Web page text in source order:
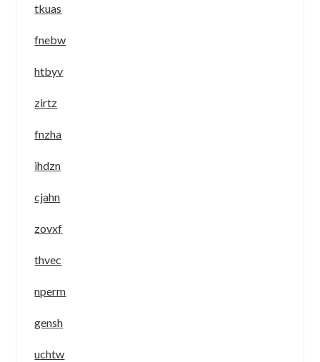
tkuas
fnebw
htbyv
zirtz
fnzha
ihdzn
cjahn
zovxf
thvec
nperm
gensh
uchtw